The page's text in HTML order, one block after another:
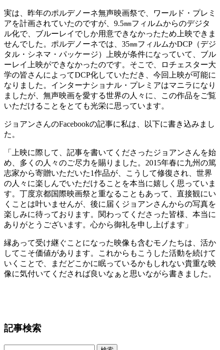
実は、昨年のポルデノーネ無声映画祭で、ワールド・プレミ
アを計画されていたのですが、9.5㎜フィルムからのデジタ
ル化で、ブルーレイでしか用意できなかったため上映できま
せんでした。ポルデノーネでは、35㎜フィルムかDCP（デジ
タル・シネマ・パッケージ）上映が条件になっていて、ブル
ーレイ上映ができなかったのです。そこで、ロチェスター大
学の皆さんによってDCP化していただき、今回上映が可能に
なりました。インターナショナル・プレミアはマニラになり
ましたが、無声映画を愛する世界の人々に、この作品をご覧
いただけることをとても光栄に思っています。
ジョアンさんのFacebookの記事に私は、以下に書き込みまし
た。
「上映に際して、記事を書いてくださったジョアンさんを始
め、多くの人々のご尽力を賜りました。2015年春に九州の篤
志家から寄贈いただいた1作品が、こうして修復され、世界
の人々に楽しんでいただけることを本当に嬉しく思っていま
す。丁度京都国際映画祭と重なることもあって、直接観にい
くことは叶いませんが、後に届くジョアンさんからの写真を
楽しみに待っております。関わってくださった皆様、本当に
ありがとうございます。心から御礼を申し上げます 」
縁あって受け継ぐことになった映像も含むモノたちは、活か
してこそ価値があります。これからもこうした活動を続けて
いくことで、まだどこかに眠っているかもしれない貴重な映
像に気付いてくだされば良いなぁと思いながら書きました。
記事検索